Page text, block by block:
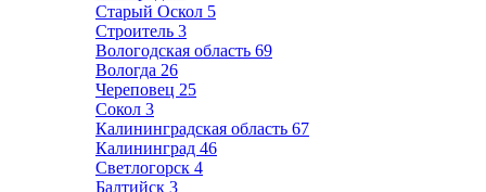
Старый Оскол 5
Строитель 3
Вологодская область 69
Вологда 26
Череповец 25
Сокол 3
Калининградская область 67
Калининград 46
Светлогорск 4
Балтийск 3